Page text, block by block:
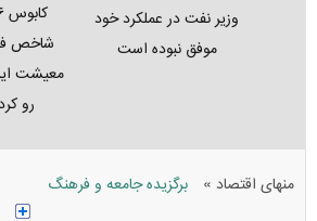
وزیر نفت در عملکرد خود
موفق نبوده است
شاخص
معیشت
رو
منهای اقتصاد » برگزیده جامعه و فرهنگ